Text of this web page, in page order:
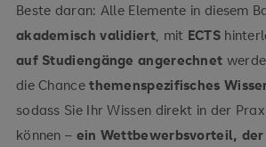
Beste daran: Alle Elemente in diesem
akademisch validiert, mit ECTS
auf Studiengänge angerechnet
die Chancethemenspezifisches
sodass Sie Ihr Wissen direkt in der
können – ein Wettbewerbsvorteil,